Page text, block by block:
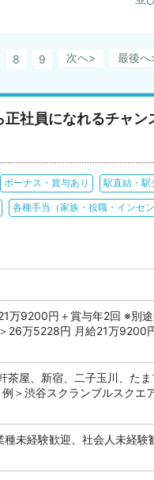
8 9 次へ> 最後へ
社員になれるチャン
ボーナス・賞与あり 駅直結・駅
各種手当（家族・役職・インセ
9200円＋賞与年2回 ※別途
26万5228円 月給21万9200
茶屋、新宿、二子玉川、た
＞渋谷スクランブルスクエ
未経験歓迎、社会人未経験